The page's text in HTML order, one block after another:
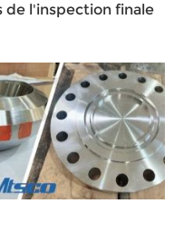
de l'inspection finale